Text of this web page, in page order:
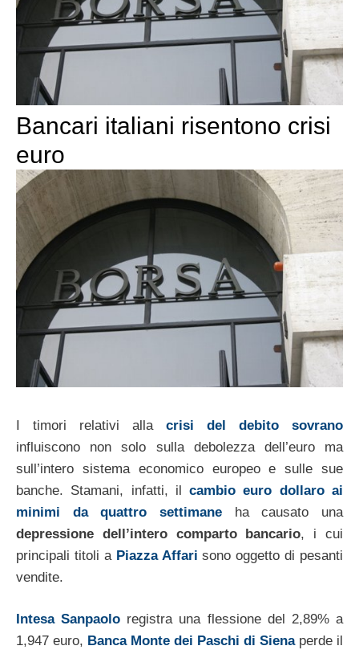
Bancari italiani risentono crisi
euro
I timori relativi alla crisi del debito sovrano
influiscono non solo sulla debolezza dell’euro ma
sull’intero sistema economico europeo e sulle sue
banche. Stamani, infatti, ilcambio euro dollaro ai
minimi da quattro settimane ha causato una
depressione dell’intero comparto bancario, i cui
principali titoli a Piazza Affari sono oggetto di pesanti
vendite.
Intesa Sanpaolo registra una flessione del 2,89% a
1,947 euro, Banca Monte dei Paschi di Sienaperde il